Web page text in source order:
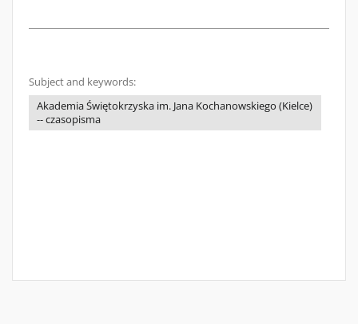
Subject and keywords:
Akademia Świętokrzyska im. Jana Kochanowskiego (Kielce)
-- czasopisma